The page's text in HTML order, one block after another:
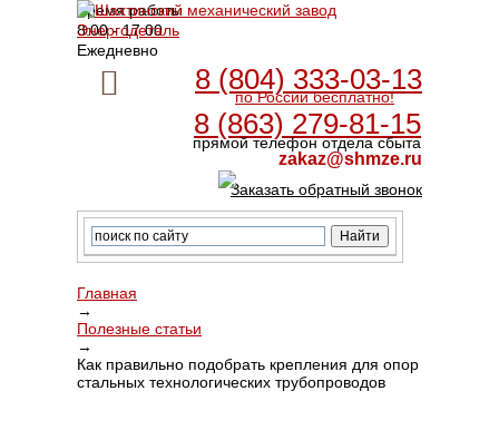
Время работы
8:00 - 17:00
Ежедневно
8 (804) 333-03-13
по России бесплатно!
8 (863) 279-81-15
прямой телефон отдела сбыта
zakaz@shmze.ru
Заказать обратный звонок
Главная
→
Полезные статьи
→
Как правильно подобрать крепления для опор
стальных технологических трубопроводов